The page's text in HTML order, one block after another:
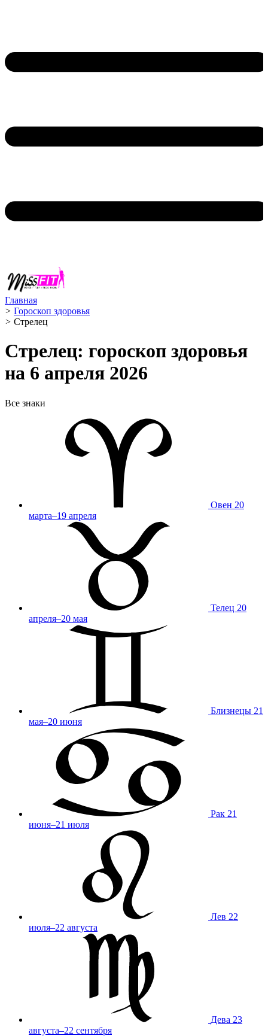
Главная
> Гороскоп здоровья
> Стрелец ️
Стрелец: гороскоп здоровья
на 6 апреля 2026
Все знаки
Овен 20
марта–19 апреля
Телец 20
апреля–20 мая
Близнецы 21
мая–20 июня
Рак 21
июня–21 июля
Лев 22
июля–22 августа
Дева 23
августа–22 сентября